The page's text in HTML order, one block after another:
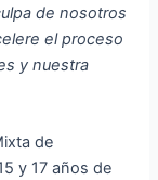
de nosotros
el proceso
y nuestra
de
y 17 años de